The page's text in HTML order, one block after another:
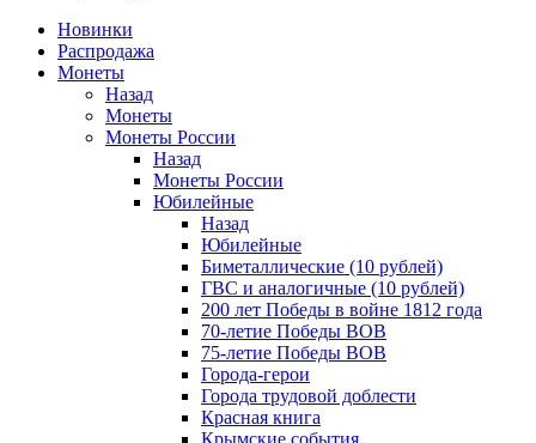
Новинки
Распродажа
Монеты
Назад
Монеты
Монеты России
Назад
Монеты России
Юбилейные
Назад
Юбилейные
Биметаллические (10 рублей)
ГВС и аналогичные (10 рублей)
200 лет Победы в войне 1812 года
70-летие Победы ВОВ
75-летие Победы ВОВ
Города-герои
Города трудовой доблести
Красная книга
Крымские события